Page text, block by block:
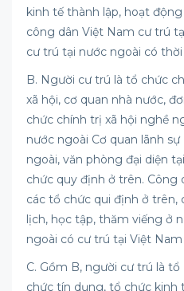
kinh tế thành lập, hoạt
công dân Việt Nam cư trú
cư trú tại nước ngoài có thời
B. Người cư trú là tổ chức
xã hội, cơ quan nhà nước,
chức chính trị xã hội nghề
nước ngoài Cơ quan lãnh
ngoài, văn phòng đại diện
chức quy định ở trên. Công
các tổ chức qui định ở trên,
lịch, học tập, thăm viếng ở
ngoài có cư trú tại Việt
C. Gồm B, người cư trú là
chức tín dụng, tổ chức kinh